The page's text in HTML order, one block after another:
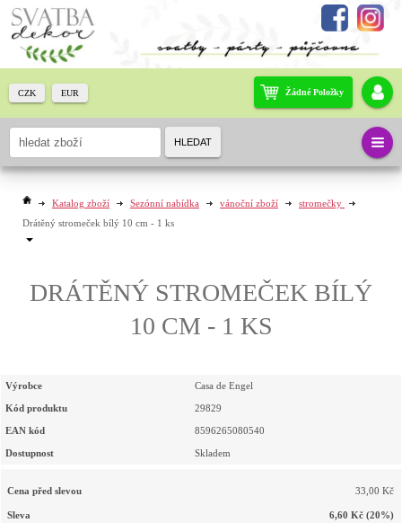
Katalog zboží Sezónní nabídka vánoční zboží
stromečky
Drátěný stromeček bílý 10 cm - 1 ks
DRÁTĚNÝ STROMEČEK BÍLÝ
10 CM - 1 KS
Výrobce Casa de Engel
Kód produktu 29829
EAN kód 8596265080540
Dostupnost Skladem
Cena před slevou 33,00 Kč
Sleva 6,60 Kč (20%)
Žádné Položky
CZK EUR
HLEDAT